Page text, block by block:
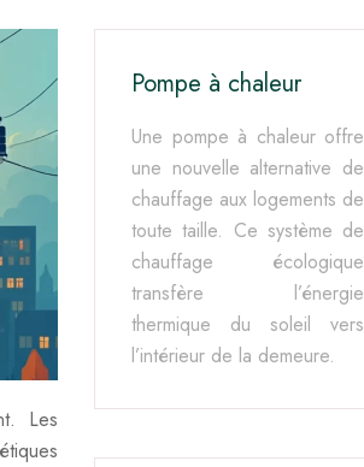
Les
Pompe à chaleur
Une pompe à chaleur offre
une nouvelle alternative de
chauffage aux logements de
toute taille. Ce système de
chauffage écologique
transfère l’énergie
thermique du soleil vers
l’intérieur de la demeure.